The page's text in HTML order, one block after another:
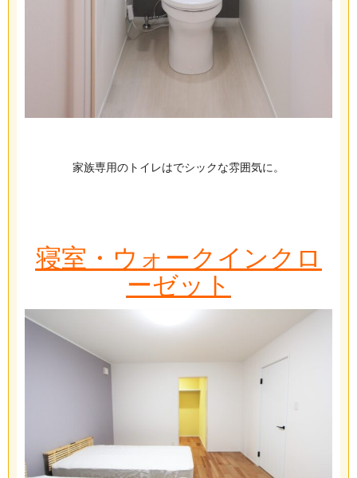
家族専用のトイレはでシックな雰囲気に。
寝室・ウォークインクロ
ーゼット